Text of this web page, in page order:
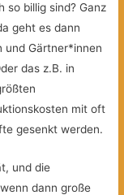
so billig sind? Ganz
geht es dann
und Gärtner*innen
das z.B. in
mit oft
gesenkt werden.
und die
dann große